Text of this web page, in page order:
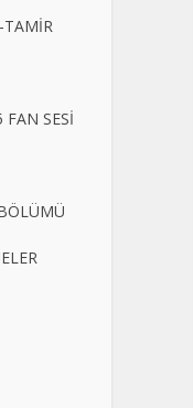
TAMİR
FAN SESİ